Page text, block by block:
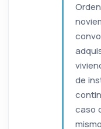
de
caso